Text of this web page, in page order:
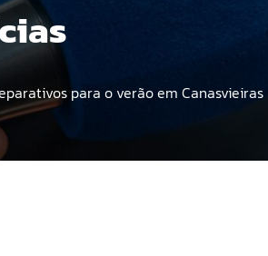
para o verão em Canasvieiras